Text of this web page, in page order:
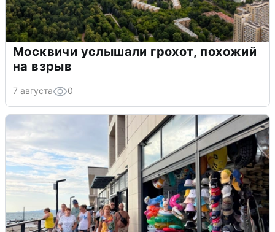
Москвичи услышали грохот, похожий
на взрыв
7 августа 0